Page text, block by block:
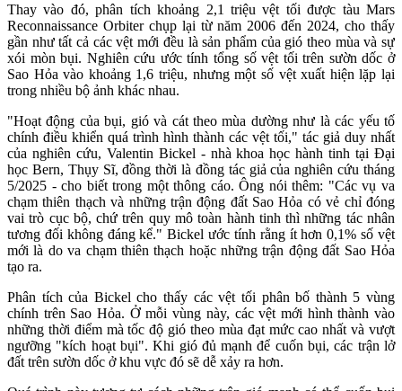
Thay vào đó, phân tích khoảng 2,1 triệu vệt tối được tàu Mars
Reconnaissance Orbiter chụp lại từ năm 2006 đến 2024, cho thấy
gần như tất cả các vệt mới đều là sản phẩm của gió theo mùa và sự
xói mòn bụi. Nghiên cứu ước tính tổng số vệt tối trên sườn dốc ở
Sao Hỏa vào khoảng 1,6 triệu, nhưng một số vệt xuất hiện lặp lại
trong nhiều bộ ảnh khác nhau.
"Hoạt động của bụi, gió và cát theo mùa dường như là các yếu tố
chính điều khiển quá trình hình thành các vệt tối," tác giả duy nhất
của nghiên cứu, Valentin Bickel - nhà khoa học hành tinh tại Đại
học Bern, Thụy Sĩ, đồng thời là đồng tác giả của nghiên cứu tháng
5/2025 - cho biết trong một thông cáo. Ông nói thêm: "Các vụ va
chạm thiên thạch và những trận động đất Sao Hỏa có vẻ chỉ đóng
vai trò cục bộ, chứ trên quy mô toàn hành tinh thì những tác nhân
tương đối không đáng kể." Bickel ước tính rằng ít hơn 0,1% số vệt
mới là do va chạm thiên thạch hoặc những trận động đất Sao Hỏa
tạo ra.
Phân tích của Bickel cho thấy các vệt tối phân bố thành 5 vùng
chính trên Sao Hỏa. Ở mỗi vùng này, các vệt mới hình thành vào
những thời điểm mà tốc độ gió theo mùa đạt mức cao nhất và vượt
ngưỡng "kích hoạt bụi". Khi gió đủ mạnh để cuốn bụi, các trận lở
đất trên sườn dốc ở khu vực đó sẽ dễ xảy ra hơn.